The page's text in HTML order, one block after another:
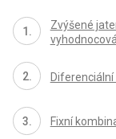
Zvýšené
Diferenciální
Fixní